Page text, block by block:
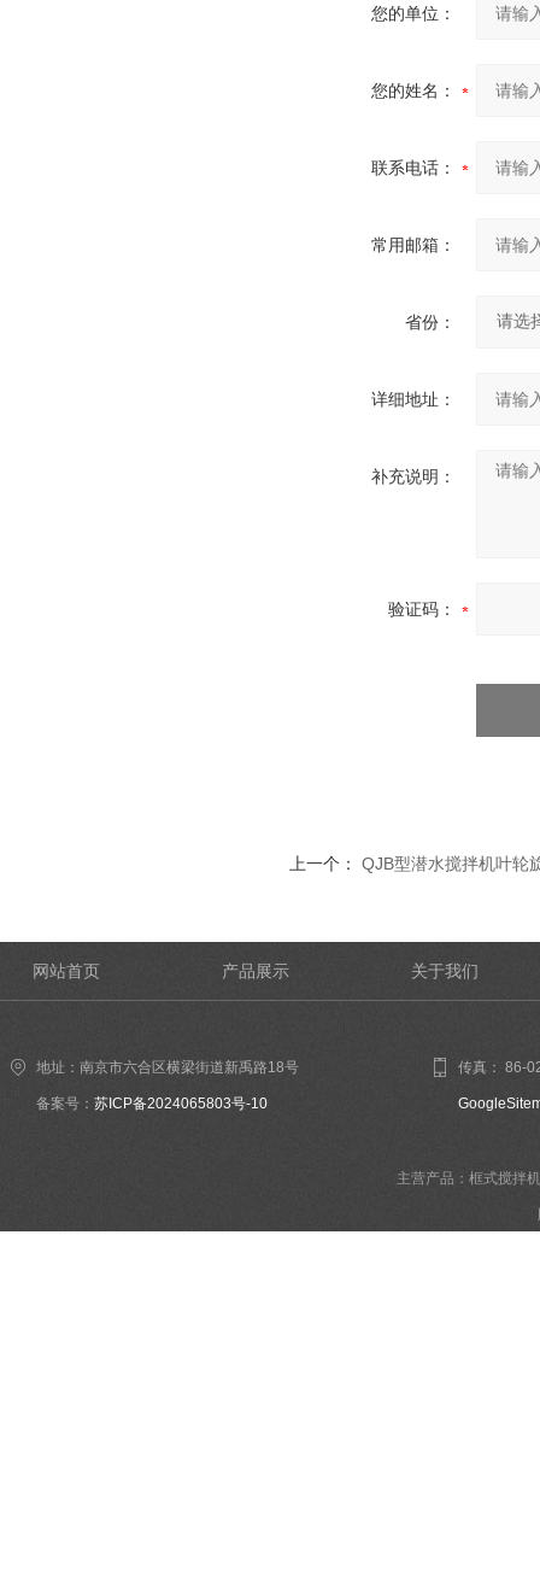
您的单位：
您的姓名：
联系电话：
常用邮箱：
省份：
详细地址：
补充说明：
验证码：
上一个： QJB型潜水搅拌机叶轮
网站首页 产品展示 关于我们
地址：南京市六合区横梁街道新禹路18号
备案号： 苏ICP备2024065803号-10
传真： 86-
主营产品：框式搅拌